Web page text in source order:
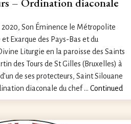
Son Éminence le Métropolite
Exarque des Pays-Bas et du
Liturgie en la paroisse des Saints
des Tours de St Gilles (Bruxelles) à
de ses protecteurs, Saint Silouane
diaconale du chef … Continued